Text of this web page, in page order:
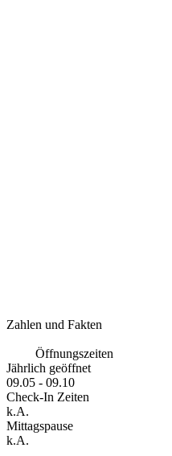
Zahlen und Fakten
Öffnungszeiten
Jährlich geöffnet
09.05 - 09.10
Check-In Zeiten
k.A.
Mittagspause
k.A.